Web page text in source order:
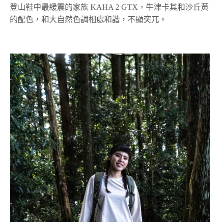
登山鞋中最緩震的家族 KAHA 2 GTX，牛津卡其和沙丘黃
的配色，和大自然色調相處和諧，不顯突兀。